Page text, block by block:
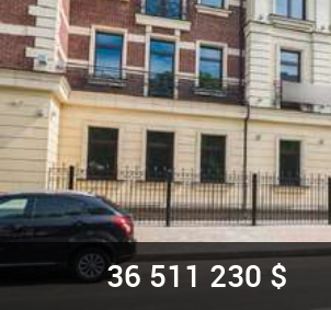
36 511 230 $